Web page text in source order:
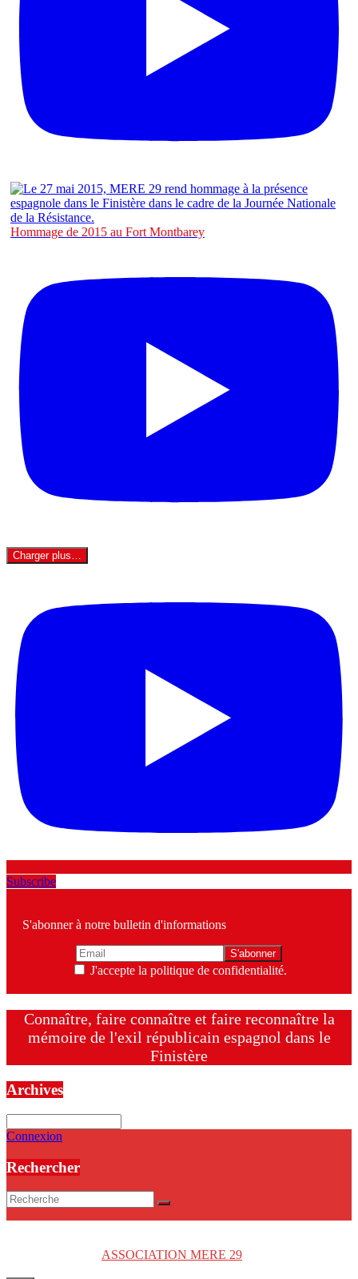
Hommage de 2015 au Fort Montbarey
Charger plus…
Subscribe
S'abonner à notre bulletin d'informations
J'accepte la politique de confidentialité.
Connaître, faire connaître et faire reconnaître la
mémoire de l'exil républicain espagnol dans le
Finistère
Archives
Connexion
Rechercher
ASSOCIATION MERE 29